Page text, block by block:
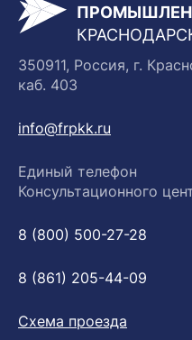
350911, Россия, г.
каб. 403
info@frpkk.ru
Единый телефон
Консультационного
8 (800) 500-27-28
8 (861) 205-44-09
Схема проезда